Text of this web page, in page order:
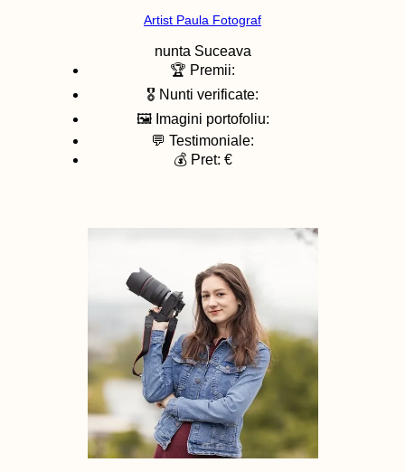
Artist Paula Fotograf
nunta Suceava
🏆 Premii:
🎖️ Nunti verificate:
🖼️ Imagini portofoliu:
💬 Testimoniale:
💰 Pret: €